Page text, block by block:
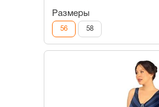
Размеры
56 58